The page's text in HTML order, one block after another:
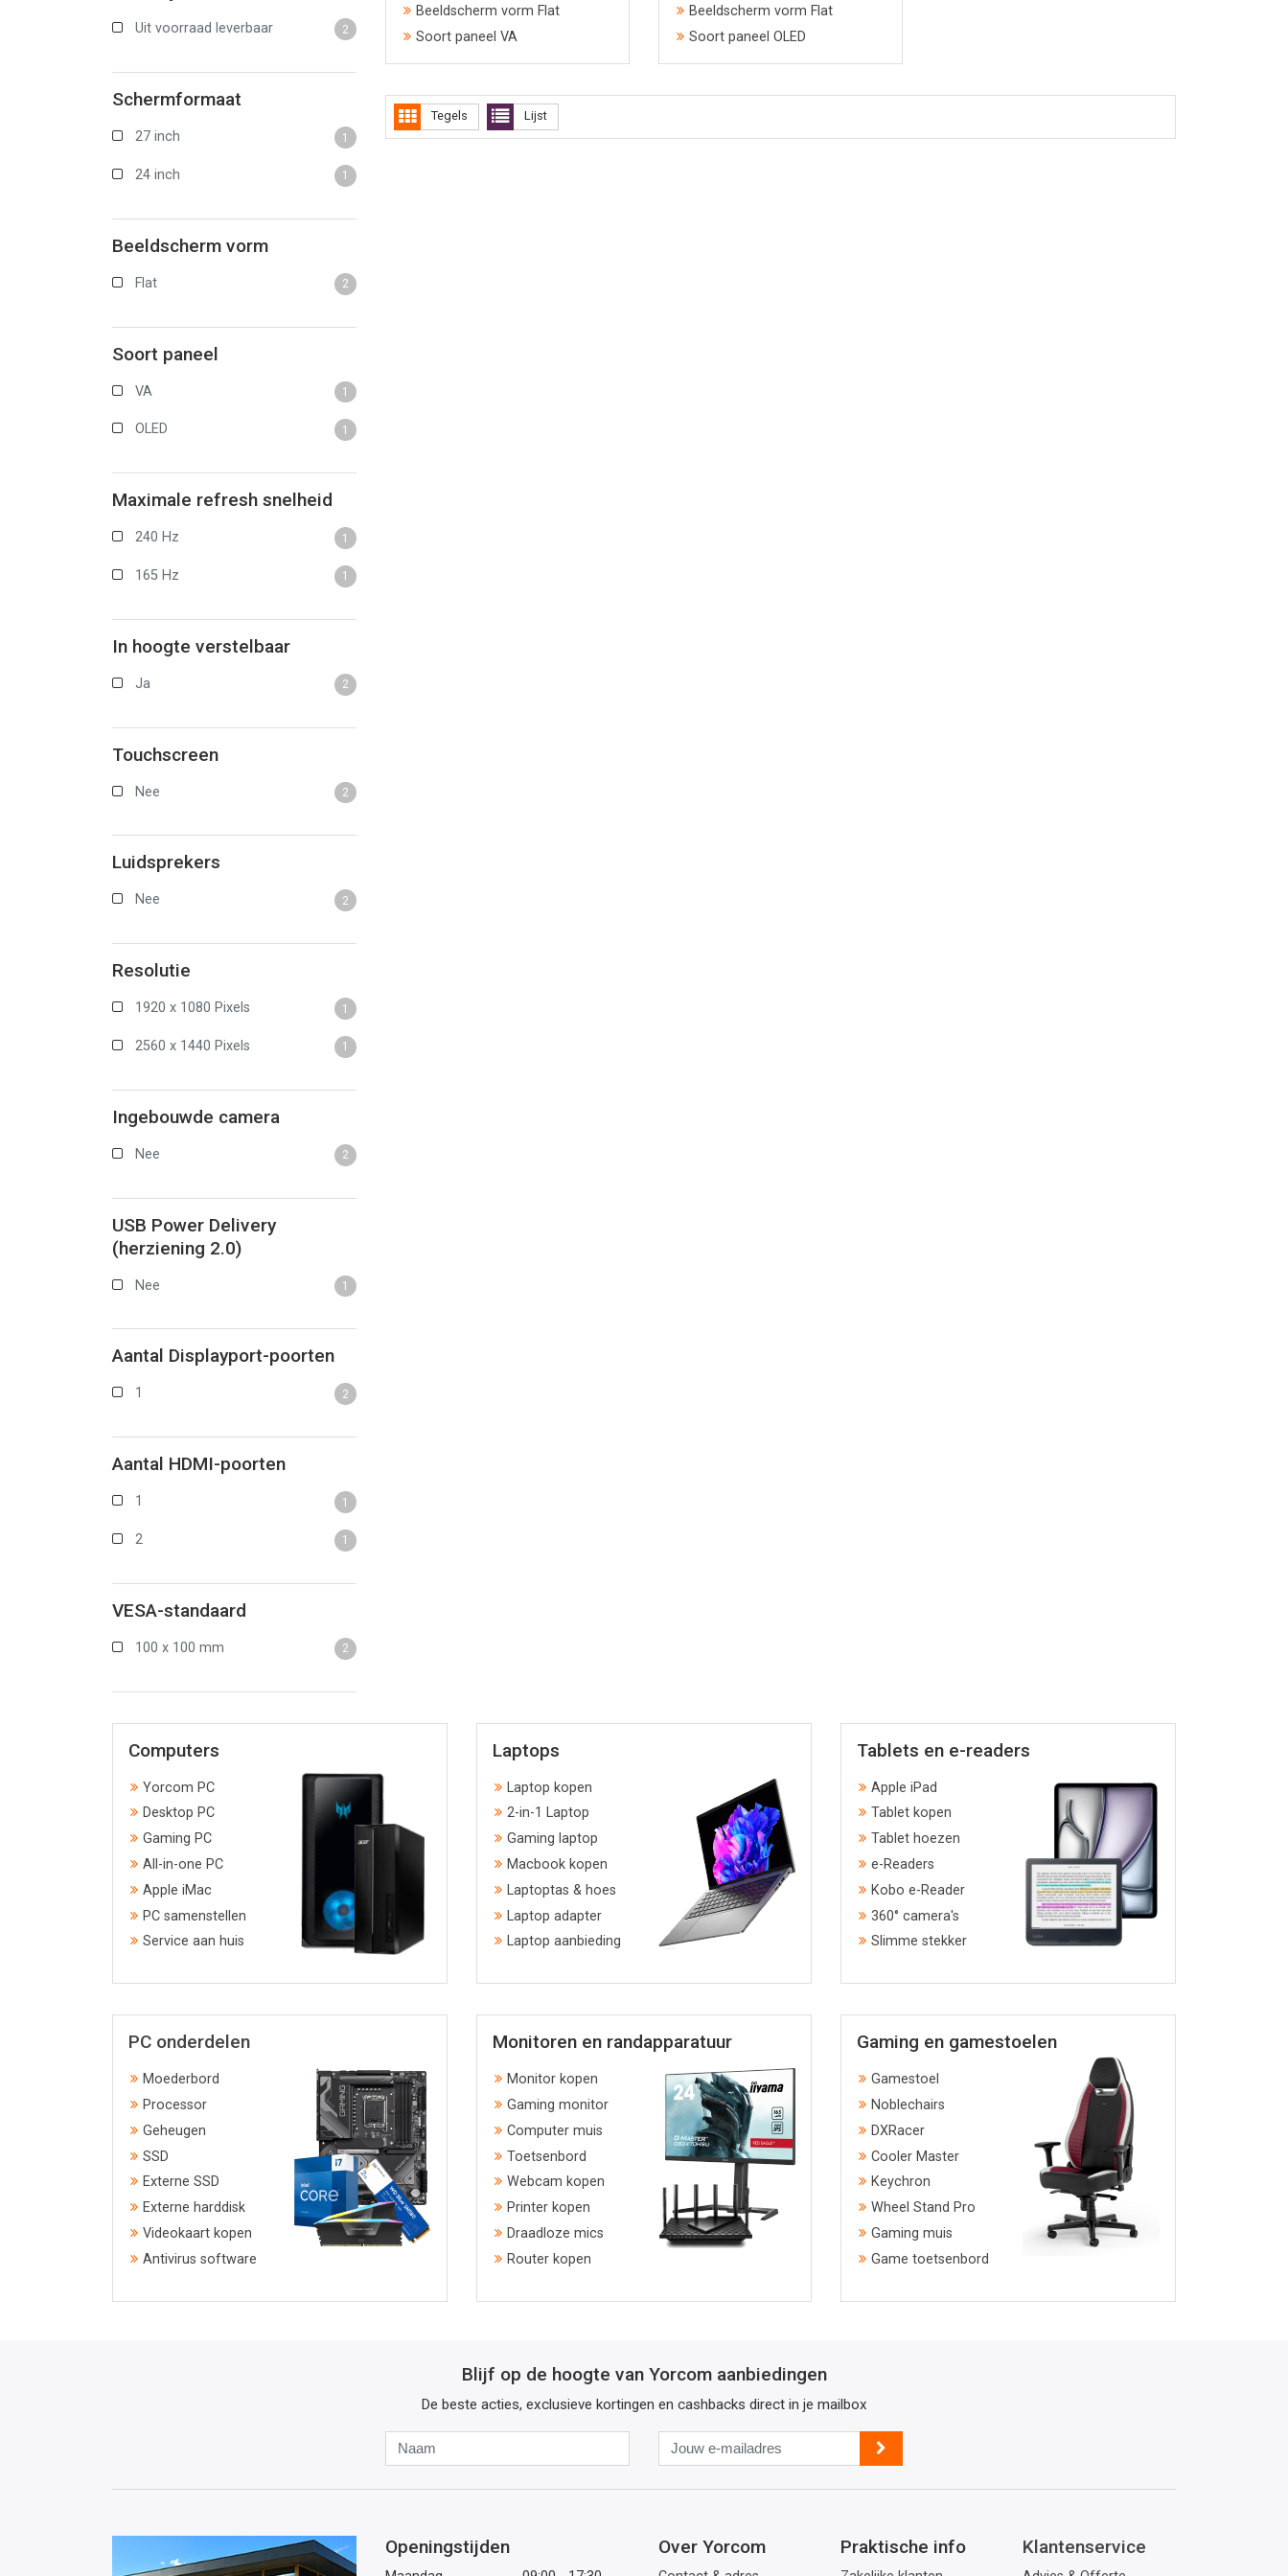
Uit voorraad leverbaar 2
Schermformaat
27 inch 1
24 inch 1
Beeldscherm vorm
Flat 2
Soort paneel
VA 1
OLED 1
Maximale refresh snelheid
240 Hz 1
165 Hz 1
In hoogte verstelbaar
Ja 2
Touchscreen
Nee 2
Luidsprekers
Nee 2
Resolutie
1920 x 1080 Pixels 1
2560 x 1440 Pixels 1
Ingebouwde camera
Nee 2
USB Power Delivery
(herziening 2.0)
Nee 1
Aantal Displayport-poorten
1 2
Aantal HDMI-poorten
1 1
2 1
VESA-standaard
100 x 100 mm 2
Beeldscherm vorm Flat
Soort paneel VA
Beeldscherm vorm Flat
Soort paneel OLED
Tegels Lijst
Computers
Yorcom PC
Desktop PC
Gaming PC
All-in-one PC
Apple iMac
PC samenstellen
Service aan huis
Laptops
Laptop kopen
2-in-1 Laptop
Gaming laptop
Macbook kopen
Laptoptas & hoes
Laptop adapter
Laptop aanbieding
Tablets en e-readers
Apple iPad
Tablet kopen
Tablet hoezen
e-Readers
Kobo e-Reader
360° camera's
Slimme stekker
PC onderdelen
Moederbord
Processor
Geheugen
SSD
Externe SSD
Externe harddisk
Videokaart kopen
Antivirus software
Monitoren en randapparatuur
Monitor kopen
Gaming monitor
Computer muis
Toetsenbord
Webcam kopen
Printer kopen
Draadloze mics
Router kopen
Gaming en gamestoelen
Gamestoel
Noblechairs
DXRacer
Cooler Master
Keychron
Wheel Stand Pro
Gaming muis
Game toetsenbord
Blijf op de hoogte van Yorcom aanbiedingen
De beste acties, exclusieve kortingen en cashbacks direct in je mailbox
Jouw
e-
mailadres
Openingstijden Over Yorcom Praktische info Klantenservice